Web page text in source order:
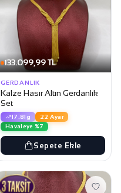
133.099,99 TL
GERDANLIK
Kalze Hasır Altın Gerdanlık
Set
17.81g
22 Ayar
Havaleye %7
Sepete Ekle